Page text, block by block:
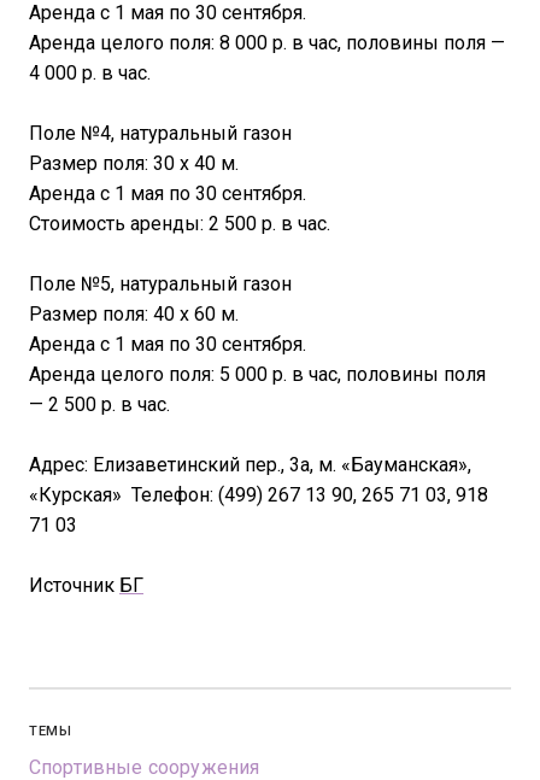
Аренда с 1 мая по 30 сентября.
Аренда целого поля: 8 000 р. в час, половины поля —
4 000 р. в час.
Поле №4, натуральный газон
Размер поля: 30 х 40 м.
Аренда с 1 мая по 30 сентября.
Стоимость аренды: 2 500 р. в час.
Поле №5, натуральный газон
Размер поля: 40 х 60 м.
Аренда с 1 мая по 30 сентября.
Аренда целого поля: 5 000 р. в час, половины поля
— 2 500 р. в час.
Адрес: Елизаветинский пер., 3а, м. «Бауманская»,
«Курская» Телефон: (499) 267 13 90, 265 71 03, 918
71 03
Источник БГ
ТЕМЫ
Спортивные сооружения